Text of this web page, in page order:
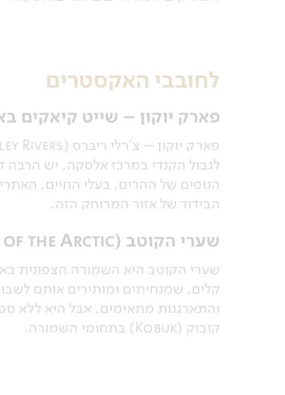
לחובבי האקסטרים
פארק יוקון – שייט קיאקים
לגבול הקנדי במרכז אלסקה. יש הרבה
הנופים של ההרים, בעלי החיים,
הבידוד של אזור המרוחק הזה.
שערי הקוטב (Gates of the Arctic)
שערי הקוטב היא השמורה הצפונית
קלים, שמנחיתים ומותירים אותם
והתארגנות מתאימים, אבל היא ללא
קובוק (Kobuk) בתחומי השמורה.